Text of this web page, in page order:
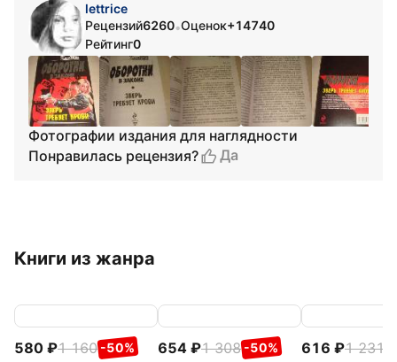
lettrice
Рецензий6260•Оценок+14740
Рейтинг0
Фотографии издания для наглядности
Понравилась рецензия?
Да
Книги из жанра
580 1 160 -50% 654 1 308 -50% 616 1 231